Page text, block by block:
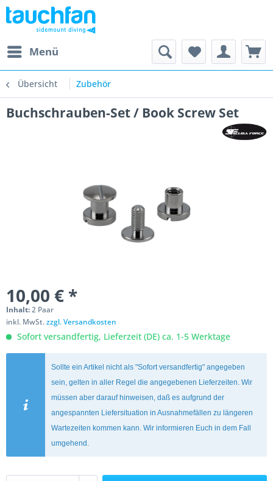
Menü
Übersicht Zubehör
Buchschrauben-Set / Book Screw Set
10,00 € *
Inhalt:2 Paar
inkl. MwSt.zzgl. Versandkosten
Sofort versandfertig, Lieferzeit (DE) ca. 1-5 Werktage
Sollte ein Artikel nicht als "Sofort versandfertig" angegeben
sein, gelten in aller Regel die angegebenen Lieferzeiten. Wir
müssen aber darauf hinweisen, daß es aufgrund der
angespannten Liefersituation in Ausnahmefällen zu längeren
Wartezeiten kommen kann. Wir informieren Euch in dem Fall
umgehend.